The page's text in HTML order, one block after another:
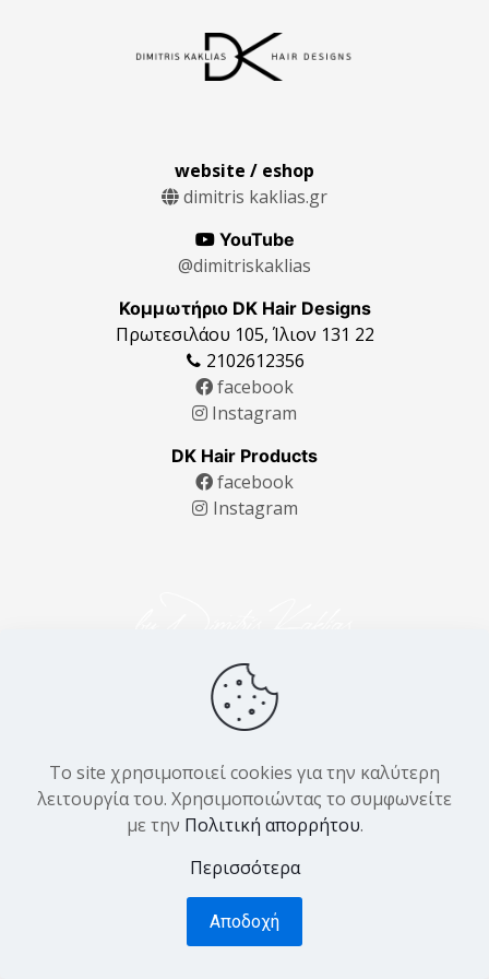
website / eshop
dimitris kaklias.gr
YouTube
@dimitriskaklias
Κομμωτήριο DK Hair Designs
Πρωτεσιλάου 105, Ίλιον 131 22
2102612356
facebook
Instagram
DK Hair Products
facebook
Instagram
Το site χρησιμοποιεί cookies για την καλύτερη
λειτουργία του. Χρησιμοποιώντας το συμφωνείτε
με την Πολιτική απορρήτου.
Περισσότερα
Αποδοχή